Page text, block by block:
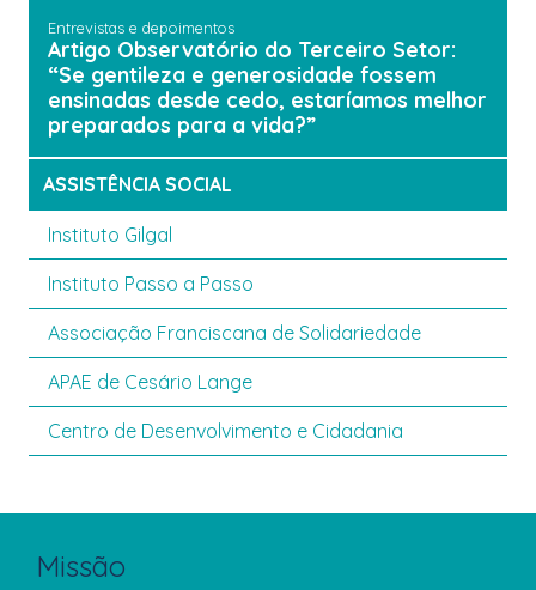
Entrevistas e depoimentos
Artigo Observatório do Terceiro Setor:
“Se gentileza e generosidade fossem
ensinadas desde cedo, estaríamos melhor
preparados para a vida?”
ASSISTÊNCIA SOCIAL
Instituto Gilgal
Instituto Passo a Passo
Associação Franciscana de Solidariedade
APAE de Cesário Lange
Centro de Desenvolvimento e Cidadania
Missão